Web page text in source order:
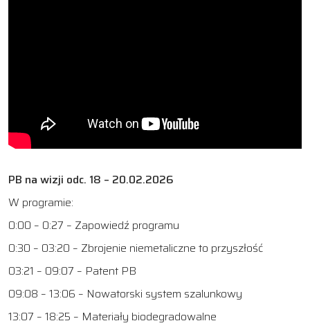
PB na wizji odc. 18 – 20.02.2026
W programie:
0:00 – 0:27 – Zapowiedź programu
0:30 – 03:20 – Zbrojenie niemetaliczne to przyszłość
03:21 – 09:07 – Patent PB
09:08 – 13:06 – Nowatorski system szalunkowy
13:07 – 18:25 – Materiały biodegradowalne